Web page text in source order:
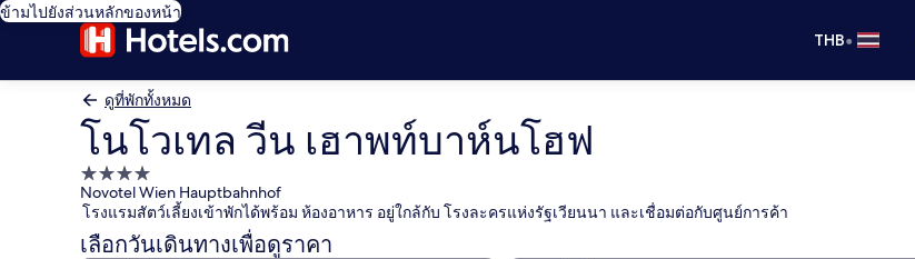
ข้ามไปยังส่วนหลักของหน้า
THB•
ดูที่พักทั้งหมด
โนโวเทล วีน เฮาพท์บาห์นโฮฟ
ที่พัก
4.0
ดาว
Novotel Wien Hauptbahnhof
โรงแรมสัตว์เลี้ยงเข้าพักได้พร้อม ห้องอาหาร อยู่ใกล้กับ โรงละครแห่งรัฐเวียนนา และเชื่อมต่อกับศูนย์การค้า
เลือกวันเดินทางเพื่อดูราคา